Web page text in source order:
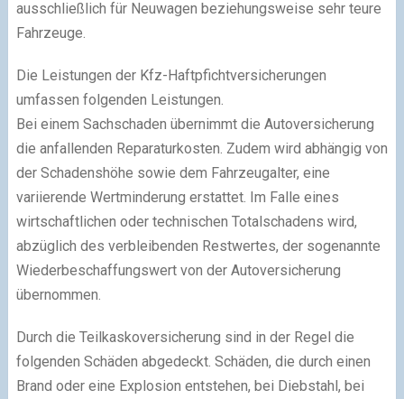
ausschließlich für Neuwagen beziehungsweise sehr teure
Fahrzeuge.
Die Leistungen der Kfz-Haftpfichtversicherungen
umfassen folgenden Leistungen.
Bei einem Sachschaden übernimmt die Autoversicherung
die anfallenden Reparaturkosten. Zudem wird abhängig von
der Schadenshöhe sowie dem Fahrzeugalter, eine
variierende Wertminderung erstattet. Im Falle eines
wirtschaftlichen oder technischen Totalschadens wird,
abzüglich des verbleibenden Restwertes, der sogenannte
Wiederbeschaffungswert von der Autoversicherung
übernommen.
Durch die Teilkaskoversicherung sind in der Regel die
folgenden Schäden abgedeckt. Schäden, die durch einen
Brand oder eine Explosion entstehen, bei Diebstahl, bei